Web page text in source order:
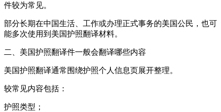
件较为常见。
部分长期在中国生活、工作或办理正式事务的美国公民，也可
能多次使用到美国护照翻译材料。
二、美国护照翻译件一般会翻译哪些内容
美国护照翻译通常围绕护照个人信息页展开整理。
较常见内容包括：
护照类型；